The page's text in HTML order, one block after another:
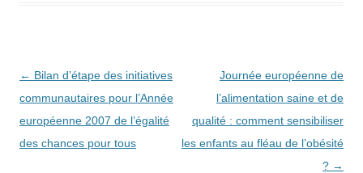
Navigation
des
articles
← Bilan d’étape des initiatives
communautaires pour l’Année
européenne 2007 de l’égalité
des chances pour tous
Journée européenne de
l’alimentation saine et de
qualité : comment sensibiliser
les enfants au fléau de l’obésité
? →